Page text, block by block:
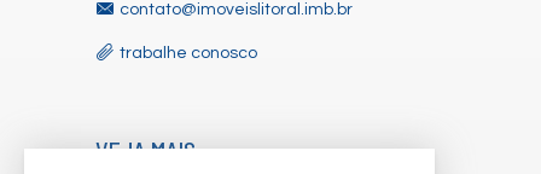
contato@imoveislitoral.imb.br
trabalhe conosco
VEJA MAIS